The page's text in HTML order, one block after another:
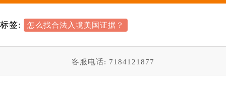
标签: 怎么找合法入境美国证据？
客服电话: 7184121877